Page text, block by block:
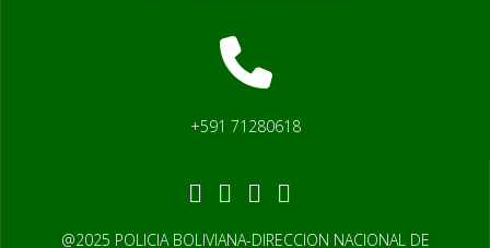
+591 71280618
@2025 POLICIA BOLIVIANA-DIRECCION NACIONAL DE